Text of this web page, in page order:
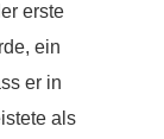
erste
ein
er in
als